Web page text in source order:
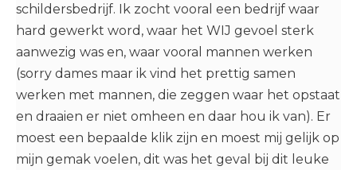
schildersbedrijf. Ik zocht vooral een bedrijf waar
hard gewerkt word, waar het WIJ gevoel sterk
aanwezig was en, waar vooral mannen werken
(sorry dames maar ik vind het prettig samen
werken met mannen, die zeggen waar het opstaat
en draaien er niet omheen en daar hou ik van). Er
moest een bepaalde klik zijn en moest mij gelijk op
mijn gemak voelen, dit was het geval bij dit leuke